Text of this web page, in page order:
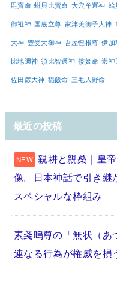
毘賣命 蚶貝比賣命 大穴牟遲神 蛤
御祖神 国底立尊 家津美御子大神
大神 豊受大御神 吾屋惶根尊 伊加
比地邇神 須比智邇神 倭姫命 崇神
佐田彦大神 稲飯命 三毛入野命
最近の投稿
親耕と親桑｜皇
像。日本神話で引き継
スペシャルな枠組み
素戔嗚尊の「無状（あ
連なる行為が権威を損